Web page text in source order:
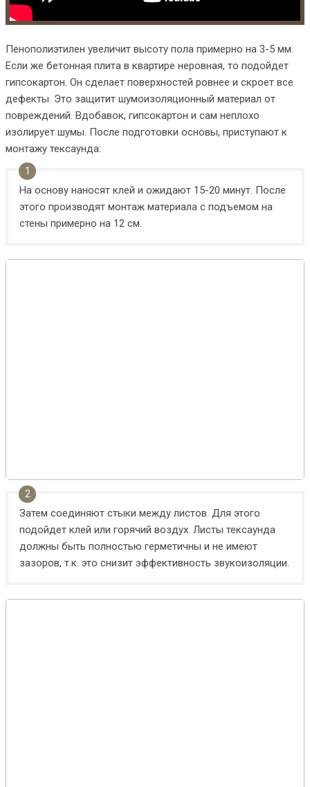
Пенополиэтилен увеличит высоту пола примерно на 3-5 мм.
Если же бетонная плита в квартире неровная, то подойдет
гипсокартон. Он сделает поверхностей ровнее и скроет все
дефекты. Это защитит шумоизоляционный материал от
повреждений. Вдобавок, гипсокартон и сам неплохо
изолирует шумы. После подготовки основы, приступают к
монтажу тексаунда:
На основу наносят клей и ожидают 15-20 минут. После
этого производят монтаж материала с подъемом на
стены примерно на 12 см.
Затем соединяют стыки между листов. Для этого
подойдет клей или горячий воздух. Листы тексаунда
должны быть полностью герметичны и не имеют
зазоров, т.к. это снизит эффективность звукоизоляции.